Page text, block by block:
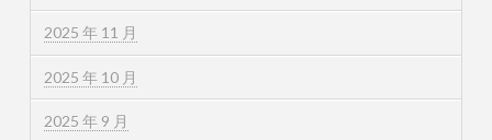
2025 年 11 月
2025 年 10 月
2025 年 9 月